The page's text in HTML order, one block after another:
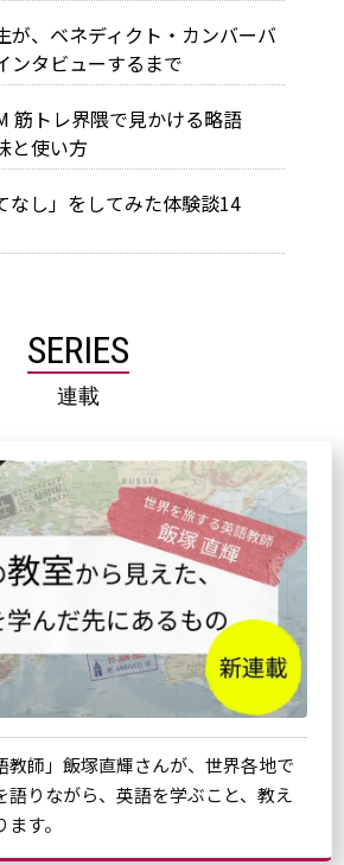
が、ベネディクト・カンバーバ
ンタビューするまで
筋トレ界隈で見かける略語
と使い方
なし」をしてみた体験談14
SERIES
連載
教師」飯塚直輝さんが、世界各地で
語りながら、英語を学ぶこと、教え
す。